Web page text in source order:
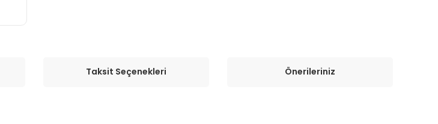
Taksit Seçenekleri Önerileriniz